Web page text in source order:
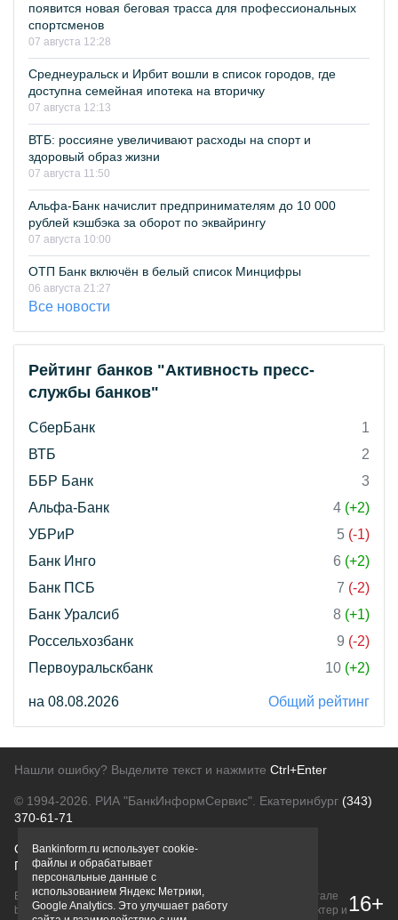
появится новая беговая трасса для профессиональных
спортсменов
07 августа 12:28
Среднеуральск и Ирбит вошли в список городов, где
доступна семейная ипотека на вторичку
07 августа 12:13
ВТБ: россияне увеличивают расходы на спорт и
здоровый образ жизни
07 августа 11:50
Альфа-Банк начислит предпринимателям до 10 000
рублей кэшбэка за оборот по эквайрингу
07 августа 10:00
ОТП Банк включён в белый список Минцифры
06 августа 21:27
Все новости
Рейтинг банков "Активность пресс-
службы банков"
СберБанк
1
ВТБ
2
ББР Банк
3
Альфа-Банк
4 (+2)
УБРиР
5 (-1)
Банк Инго
6 (+2)
Банк ПСБ
7 (-2)
Банк Уралсиб
8 (+1)
Россельхозбанк
9 (-2)
Первоуральскбанк
10 (+2)
на 08.08.2026 Общий рейтинг
Нашли ошибку? Выделите текст и нажмите Ctrl+Enter
© 1994-2026. РИА "БанкИнформСервис". Екатеринбург (343)
370-61-71
О проектеПолитика конфиденциальности
Правовая информацияДля рекламодателей
Вся информация о продуктах банков, размещенная на портале
bankinform.ru, носит исключительно ознакомительный характер и 16+
Bankinform.ru использует cookie-
файлы и обрабатывает
персональные данные с
использованием Яндекс Метрики,
Google Analytics. Это улучшает работу